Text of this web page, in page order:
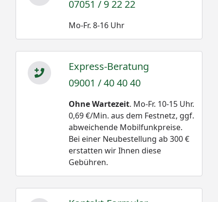
07051 / 9 22 22
Mo-Fr. 8-16 Uhr
Express-Beratung
09001 / 40 40 40
Ohne Wartezeit. Mo-Fr. 10-15 Uhr.
0,69 €/Min. aus dem Festnetz, ggf.
abweichende Mobilfunkpreise.
Bei einer Neubestellung ab 300 €
erstatten wir Ihnen diese
Gebühren.